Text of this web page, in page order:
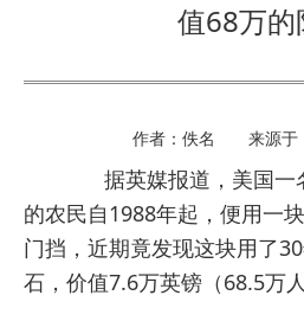
值68万的
作者：佚名 来源于
据英媒报道，美国一
的农民自1988年起，便用一
门挡，近期竟发现这块用了
石，价值7.6万英镑（68.5万人